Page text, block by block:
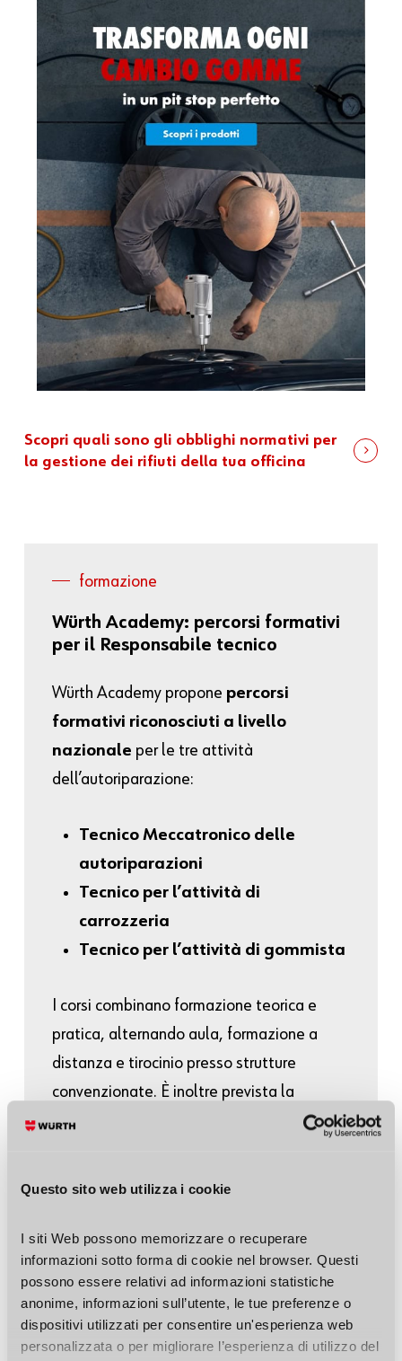
Questo sito web utilizza i cookie
I siti Web possono memorizzare o recuperare
informazioni sotto forma di cookie nel browser. Questi
possono essere relativi ad informazioni statistiche
anonime, informazioni sull’utente, le tue preferenze o
dispositivi utilizzati per consentire un'esperienza web
personalizzata o per migliorare l’esperienza di utilizzo del
Scopri quali sono gli obblighi normativi per
la gestione dei rifiuti della tua officina
formazione
Würth Academy: percorsi formativi
per il Responsabile tecnico
Würth Academy propone percorsi
formativi riconosciuti a livello
nazionale per le tre attività
dell’autoriparazione:
Tecnico Meccatronico delle
autoriparazioni
Tecnico per l’attività di
carrozzeria
Tecnico per l’attività di gommista
I corsi combinano formazione teorica e
pratica, alternando aula, formazione a
distanza e tirocinio presso strutture
convenzionate. È inoltre prevista la
possibilità di
riconoscimento dei crediti
A supporto dei professionisti, Würth mette
a disposizione ancheun consulente
dedicato, utile per orientarsi tra requisiti
normativi e aspetti burocratici legati alle